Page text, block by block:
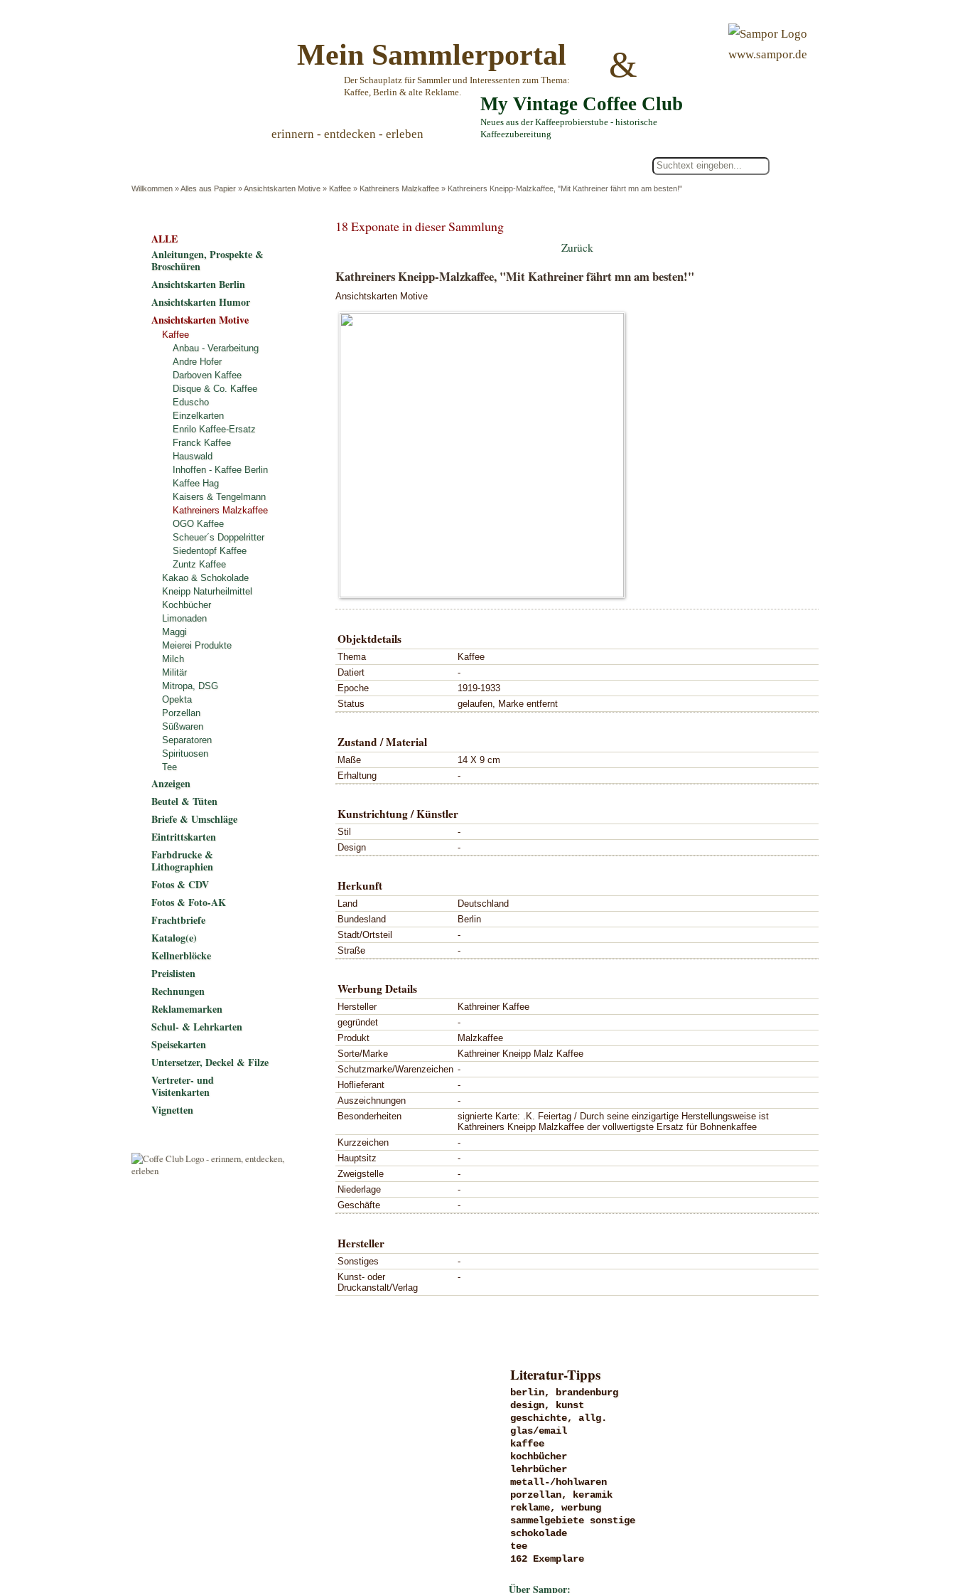
Mein Sammlerportal
Der Schauplatz für Sammler und Interessenten zum Thema:
Kaffee, Berlin & alte Reklame.
&
My Vintage Coffee Club
Neues aus der Kaffeeprobierstube - historische
Kaffeezubereitung
www.sampor.de
erinnern - entdecken - erleben
Willkommen »Alles aus Papier »Ansichtskarten Motive » Kaffee » Kathreiners Malzkaffee » Kathreiners Kneipp-Malzkaffee, "Mit Kathreiner fährt mn am besten!"
18 Exponate in dieser Sammlung
Zurück
Kathreiners Kneipp-Malzkaffee, "Mit Kathreiner fährt mn am besten!"
Ansichtskarten Motive
Objektdetails
Thema
Kaffee
Datiert
-
Epoche
1919-1933
Status
gelaufen, Marke entfernt
Zustand / Material
Maße
14 X 9 cm
Erhaltung
-
Kunstrichtung / Künstler
Stil
-
Design
-
Herkunft
Land
Deutschland
Bundesland
Berlin
Stadt/Ortsteil
-
Straße
-
Werbung Details
Hersteller
Kathreiner Kaffee
gegründet
-
Produkt
Malzkaffee
Sorte/Marke
Kathreiner Kneipp Malz Kaffee
Schutzmarke/Warenzeichen -
Hoflieferant
-
Auszeichnungen
-
Besonderheiten
signierte Karte: .K. Feiertag / Durch seine einzigartige Herstellungsweise ist
Kathreiners Kneipp Malzkaffee der vollwertigste Ersatz für Bohnenkaffee
Kurzzeichen
-
Hauptsitz
-
Zweigstelle
-
Niederlage
-
Geschäfte
-
Hersteller
Sonstiges
-
Kunst- oder
Druckanstalt/Verlag
-
ALLE
Anleitungen, Prospekte &
Broschüren
Ansichtskarten Berlin
Ansichtskarten Humor
Ansichtskarten Motive
Kaffee
Anbau - Verarbeitung
Andre Hofer
Darboven Kaffee
Disque & Co. Kaffee
Eduscho
Einzelkarten
Enrilo Kaffee-Ersatz
Franck Kaffee
Hauswald
Inhoffen - Kaffee Berlin
Kaffee Hag
Kaisers & Tengelmann
Kathreiners Malzkaffee
OGO Kaffee
Scheuer´s Doppelritter
Siedentopf Kaffee
Zuntz Kaffee
Kakao & Schokolade
Kneipp Naturheilmittel
Kochbücher
Limonaden
Maggi
Meierei Produkte
Milch
Militär
Mitropa, DSG
Opekta
Porzellan
Süßwaren
Separatoren
Spirituosen
Tee
Anzeigen
Beutel & Tüten
Briefe & Umschläge
Eintrittskarten
Farbdrucke &
Lithographien
Fotos & CDV
Fotos & Foto-AK
Frachtbriefe
Katalog(e)
Kellnerblöcke
Preislisten
Rechnungen
Reklamemarken
Schul- & Lehrkarten
Speisekarten
Untersetzer, Deckel & Filze
Vertreter- und
Visitenkarten
Vignetten
Literatur-Tipps
berlin, brandenburg
design, kunst
geschichte, allg.
glas/email
kaffee
kochbücher
lehrbücher
metall-/hohlwaren
porzellan, keramik
reklame, werbung
sammelgebiete sonstige
schokolade
tee
162 Exemplare
Über Sampor: